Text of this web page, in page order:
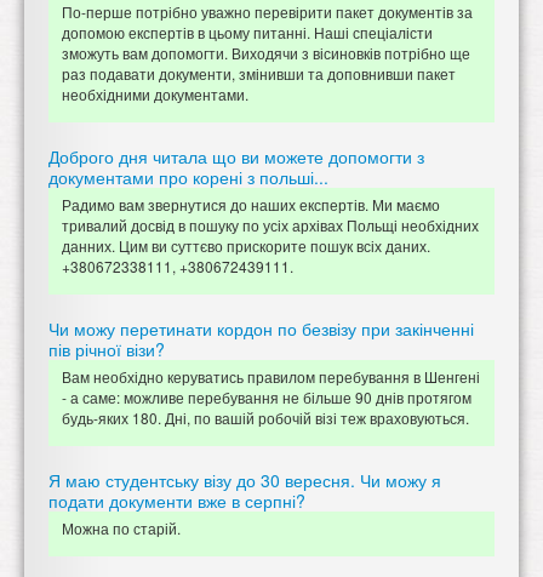
По-перше потрібно уважно перевірити пакет документів за
допомою експертів в цьому питанні. Наші спеціалісти
зможуть вам допомогти. Виходячи з вісиновків потрібно ще
раз подавати документи, змінивши та доповнивши пакет
необхідними документами.
Доброго дня читала що ви можете допомогти з
документами про корені з польші...
Радимо вам звернутися до наших експертів. Ми маємо
тривалий досвід в пошуку по усіх архівах Польщі необхідних
данних. Цим ви суттєво прискорите пошук всіх даних.
+380672338111, +380672439111.
Чи можу перетинати кордон по безвізу при закінченні
пів річної візи?
Вам необхідно керуватись правилом перебування в Шенгені
- а саме: можливе перебування не більше 90 днів протягом
будь-яких 180. Дні, по вашій робочій візі теж враховуються.
Я маю студентську візу до 30 вересня. Чи можу я
подати документи вже в серпні?
Можна по старій.